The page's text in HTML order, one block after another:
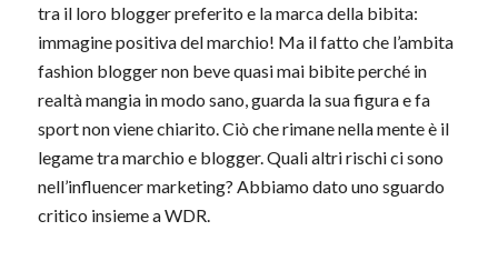
tra il loro blogger preferito e la marca della bibita:
immagine positiva del marchio! Ma il fatto che l’ambita
fashion blogger non beve quasi mai bibite perché in
realtà mangia in modo sano, guarda la sua figura e fa
sport non viene chiarito. Ciò che rimane nella mente è il
legame tra marchio e blogger. Quali altri rischi ci sono
nell’influencer marketing? Abbiamo dato uno sguardo
critico insieme a WDR.